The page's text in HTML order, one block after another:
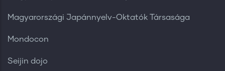
Magyarországi Japánnyelv-Oktatók Társasága
Mondocon
Seijin dojo